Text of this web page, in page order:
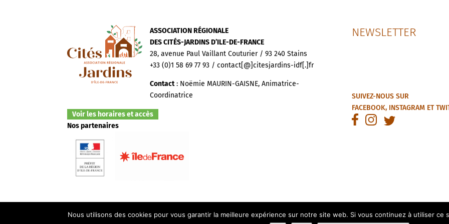
ASSOCIATION RÉGIONALE
DES CITÉS-JARDINS D’ILE-DE-FRANCE
28, avenue Paul Vaillant Couturier / 93 240 Stains
+33 (0)1 58 69 77 93 / contact[@]citesjardins-idf[.]fr
Contact: Noëmie MAURIN-GAISNE, Animatrice-
Coordinatrice
Voir les horaires et accès
Nos partenaires
NEWSLETTER
SUIVEZ-NOUS SUR
FACEBOOK, INSTAGRAMET
Nous utilisons des cookies pour vous garantir la meilleure expérience sur notre site web. Si vous continuez à utiliser